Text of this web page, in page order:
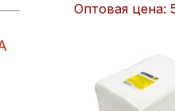
Оптовая цена: